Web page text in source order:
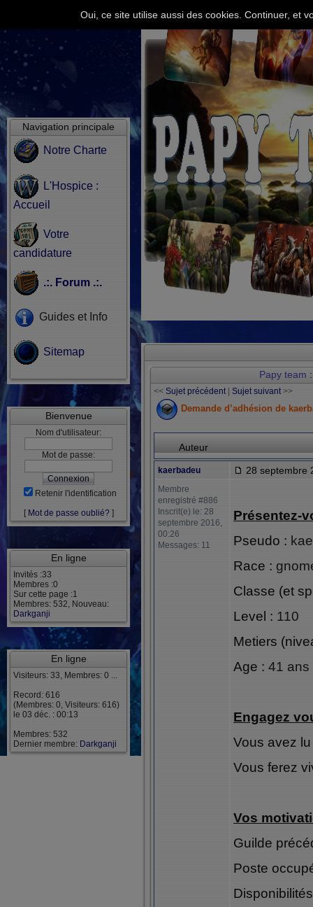
Navigation principale
Notre Charte
L'Hospice :
Accueil
Votre
candidature
.:. Forum .:.
Guides et Info
Sitemap
Bienvenue
Nom d'utilisateur:
Mot de passe:
Retenir l'identification
[ Mot de passe oublié? ]
En ligne
Invités :33
Membres :0
Sur cette page :1
Membres: 532, Nouveau:
Darkganji
En ligne
Visiteurs: 33, Membres: 0 ...
Record: 616
(Membres: 0, Visiteurs: 616)
le 03 déc. : 00:13
Membres: 532
Dernier membre: Darkganji
Papy team
<< Sujet précédent| Sujet suivant>>
Demande d’adhésion de
Auteur
kaerbadeu 28 septembre
Membre
enregistré #886
Inscrit(e) le: 28
septembre 2016,
00:26
Messages: 11
Présentez-
Pseudo :
Race :
Classe (et
Level : 110
Metiers
Age : 41 ans
Engagez
Vous avez
Vous ferez
Vos
Guilde
Poste
Oui, ce site utilise aussi des cookies. Continuer, et